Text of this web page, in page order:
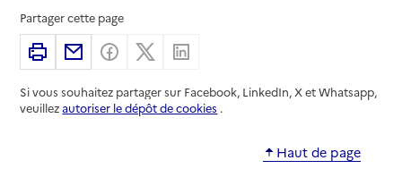
Partager cette page
ImprimerPartager par email
Partager sur Facebook
Partager sur X
Si vous souhaitez partager sur Facebook, LinkedIn, X et Whatsapp,
veuillezautoriser le dépôt de cookies .
Haut de page